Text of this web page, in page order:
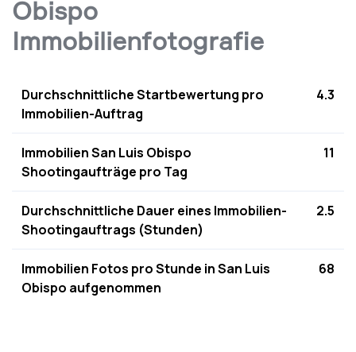
Obispo
Immobilienfotografie
Durchschnittliche Startbewertung pro
Immobilien-Auftrag
4.3
Immobilien San Luis Obispo
Shootingaufträge pro Tag
11
Durchschnittliche Dauer eines Immobilien-
Shootingauftrags (Stunden)
2.5
Immobilien Fotos pro Stunde in San Luis
Obispo aufgenommen
68